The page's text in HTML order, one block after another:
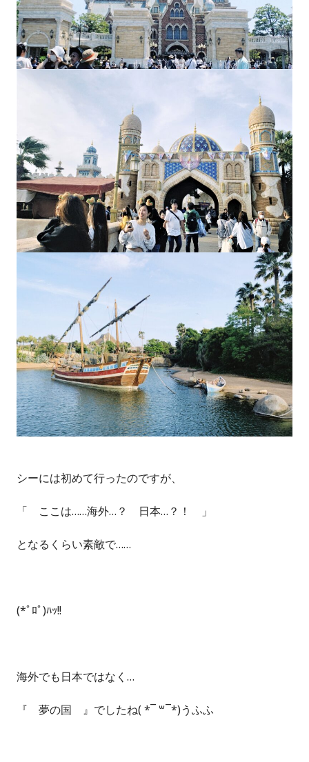
シーには初めて行ったのですが、
「 ここは……海外…？ 日本…？！ 」
となるくらい素敵で……
(*ﾟﾛﾟ)ﾊｯ!!
海外でも日本ではなく…
『 夢の国 』でしたね( *¯ ꒳¯*)うふふ